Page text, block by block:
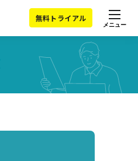
無料トライアル
メニュー